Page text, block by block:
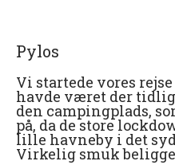
Pylos
Vi startede vores
havde været der
den campingplads,
på, da de store
lille havneby i det
Virkelig smuk